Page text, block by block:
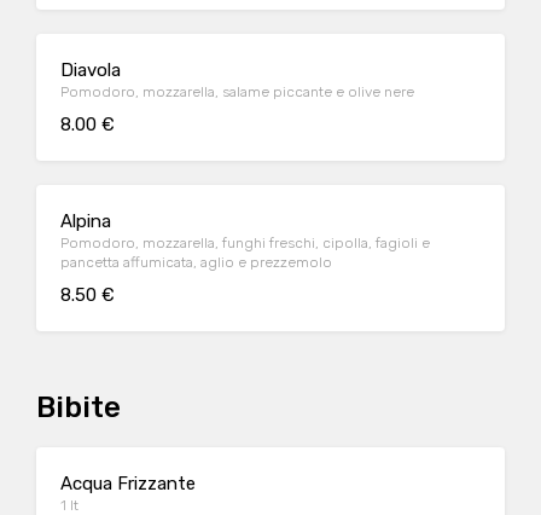
Diavola
Pomodoro, mozzarella, salame piccante e olive nere
8.00 €
Alpina
Pomodoro, mozzarella, funghi freschi, cipolla, fagioli e
pancetta affumicata, aglio e prezzemolo
8.50 €
Bibite
Acqua Frizzante
1 lt